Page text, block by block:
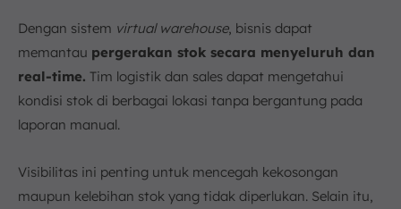
Dengan sistem virtual warehouse, bisnis dapat
memantau pergerakan stok secara menyeluruh dan
real-time. Tim logistik dan sales dapat mengetahui
kondisi stok di berbagai lokasi tanpa bergantung pada
laporan manual.
Visibilitas ini penting untuk mencegah kekosongan
maupun kelebihan stok yang tidak diperlukan. Selain itu,